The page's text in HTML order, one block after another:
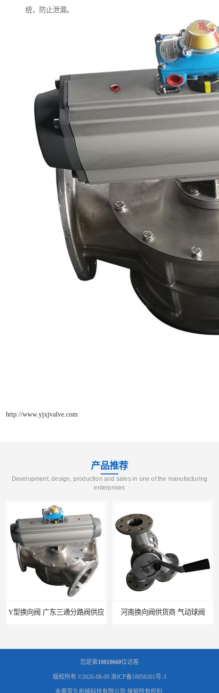
统，防止泄漏。
http://www.yjxjvalve.com
产品推荐
Development, design, production and sales in one of the manufacturing
enterprises
Y型换向阀 广东三通分路阀供应 河南换向阀供货商 气动球阀
您是第10810660位访客
版权所有 ©2026-08-09 浙ICP备18050361号-3
永嘉宣久机械科技有限公司 保留所有权利.